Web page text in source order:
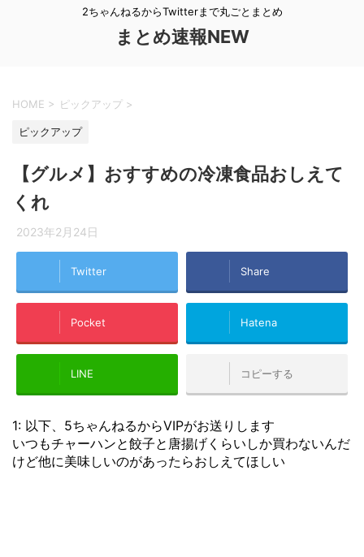
2ちゃんねるからTwitterまで丸ごとまとめ
まとめ速報NEW
HOME > ピックアップ >
ピックアップ
【グルメ】おすすめの冷凍食品おしえて
くれ
2023年2月24日
Twitter Share
Pocket Hatena
LINE コピーする
1: 以下、5ちゃんねるからVIPがお送りします
いつもチャーハンと餃子と唐揚げくらいしか買わないんだ
けど他に美味しいのがあったらおしえてほしい